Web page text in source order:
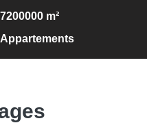
7200000 m²
Appartements